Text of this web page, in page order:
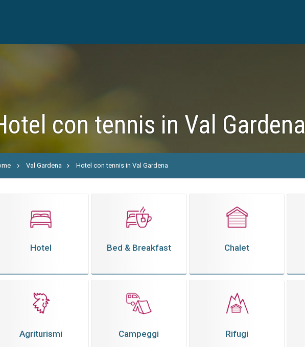
con tennis in Val Gardena
Val Gardena Hotel con tennis in Val Gardena
Hotel Bed & Breakfast Chalet
Agriturismi Campeggi Rifugi